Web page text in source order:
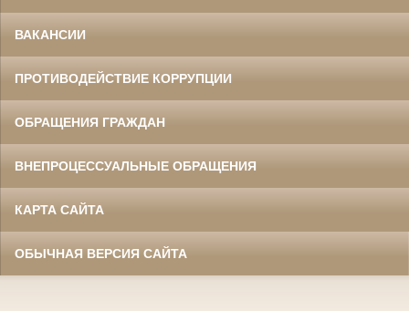
ВАКАНСИИ
ПРОТИВОДЕЙСТВИЕ КОРРУПЦИИ
ОБРАЩЕНИЯ ГРАЖДАН
ВНЕПРОЦЕССУАЛЬНЫЕ ОБРАЩЕНИЯ
КАРТА САЙТА
ОБЫЧНАЯ ВЕРСИЯ САЙТА